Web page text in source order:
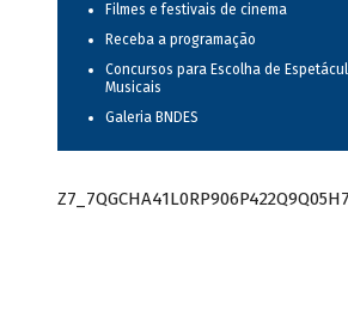
Filmes e festivais de cinema
Receba a programação
Concursos para Escolha de
Musicais
Galeria BNDES
Z7_7QGCHA41L0RP906P422Q9Q05H7